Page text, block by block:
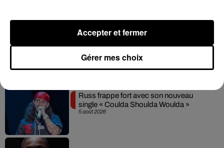
Hip-Hop News
5 août 2026
Russ frappe fort avec son nouveau
single « Coulda Shoulda Woulda »
Gérer mes choix
Accepter et fermer